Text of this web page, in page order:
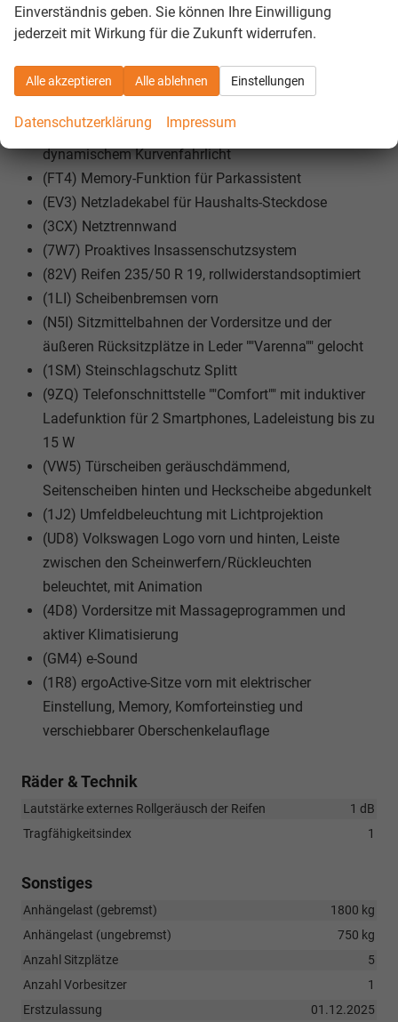
(PE2) Komfortpaket ohne Safesicherung mit remote
Parking
(PLA) LED-Plus-Scheinwerfer
(8Q5) Leuchtweitenregulierung dynamisch, mit
dynamischem Kurvenfahrlicht
(FT4) Memory-Funktion für Parkassistent
(EV3) Netzladekabel für Haushalts-Steckdose
(3CX) Netztrennwand
(7W7) Proaktives Insassenschutzsystem
(82V) Reifen 235/50 R 19, rollwiderstandsoptimiert
(1LI) Scheibenbremsen vorn
(N5I) Sitzmittelbahnen der Vordersitze und der
äußeren Rücksitzplätze in Leder ""Varenna"" gelocht
(1SM) Steinschlagschutz Splitt
(9ZQ) Telefonschnittstelle ""Comfort"" mit induktiver
Ladefunktion für 2 Smartphones, Ladeleistung bis zu
15 W
(VW5) Türscheiben geräuschdämmend,
Seitenscheiben hinten und Heckscheibe abgedunkelt
(1J2) Umfeldbeleuchtung mit Lichtprojektion
(UD8) Volkswagen Logo vorn und hinten, Leiste
zwischen den Scheinwerfern/Rückleuchten
beleuchtet, mit Animation
(4D8) Vordersitze mit Massageprogrammen und
aktiver Klimatisierung
(GM4) e-Sound
(1R8) ergoActive-Sitze vorn mit elektrischer
Einstellung, Memory, Komforteinstieg und
verschiebbarer Oberschenkelauflage
Räder & Technik
Lautstärke externes Rollgeräusch der Reifen
1 dB
Tragfähigkeitsindex
1
Sonstiges
Anhängelast (gebremst)
1800 kg
Anhängelast (ungebremst)
750 kg
Anzahl Sitzplätze
5
Anzahl Vorbesitzer
1
Erstzulassung
01.12.2025
Einverständnis geben. Sie können Ihre Einwilligung
jederzeit mit Wirkung für die Zukunft widerrufen.
Alle akzeptieren Alle ablehnen Einstellungen
Datenschutzerklärung Impressum